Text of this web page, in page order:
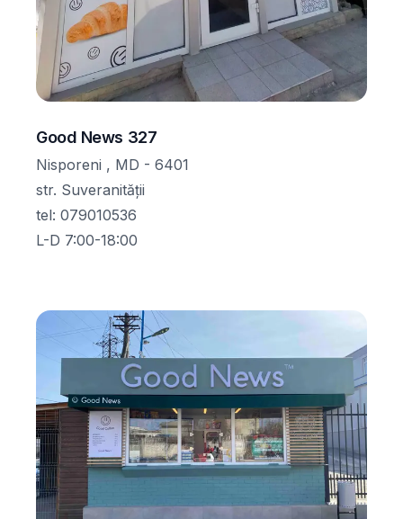
Good News 327
Nisporeni , MD - 6401
str. Suveranității
tel: 079010536
L-D 7:00-18:00